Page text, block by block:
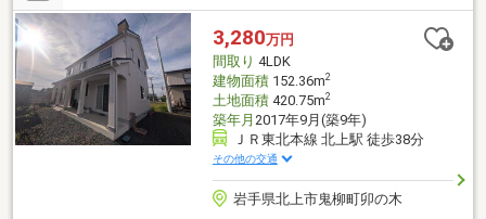
ト可能。豊富な部屋数は、テレワークや趣味の空間などライフス
テージの変化にも対応します。≫詳細・資料請求はお気軽に！
3,280万円
間取り 4LDK
建物面積152.36m2
土地面積420.75m2
築年月 2017年9月(築9年)
ＪＲ東北本線 北上駅 徒歩38分
その他の交通
岩手県北上市鬼柳町卯の木